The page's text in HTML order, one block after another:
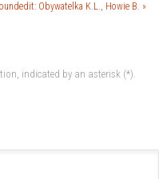
Obywatelka K.L., Howie B. »
indicated by an asterisk (*).